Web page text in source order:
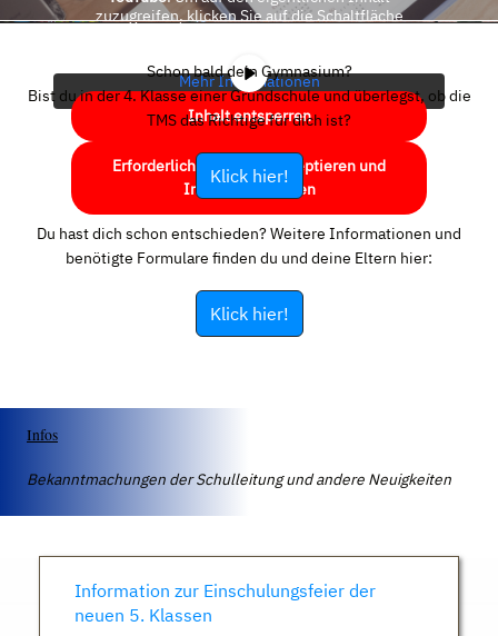
zuzugreifen, klicken Sie auf die Schaltfläche
Mehr Informationen
Inhalt entsperren
Erforderlichen Service akzeptieren und
Inhalte entsperren
Schon bald dein Gymnasium?
Bist du in der 4. Klasse einer Grundschule und überlegst, ob die
TMS das Richtige für dich ist?
Klick hier!
Du hast dich schon entschieden? Weitere Informationen und
benötigte Formulare finden du und deine Eltern hier:
Klick hier!
Infos
Bekanntmachungen der Schulleitung und andere Neuigkeiten
Information zur Einschulungsfeier der
neuen 5. Klassen